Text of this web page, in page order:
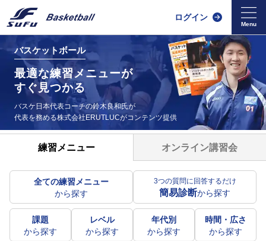
ログイン
バスケットボール
最適な練習メニューが
すぐ見つかる
バスケ日本代表コーチの鈴木良和氏が
代表を務める株式会社ERUTLUCがコンテンツ提供
練習メニュー オンライン講習会
全ての練習メニュー
から探す
3つの質問に回答するだけ
簡易診断から探す
課題
から探す
レベル
から探す
年代別
から探す
時間・広さ
から探す